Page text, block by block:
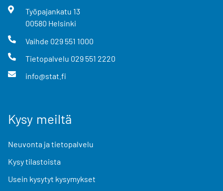
Työpajankatu 13
00580 Helsinki
Vaihde 029 551 1000
Tietopalvelu 029 551 2220
info@stat.fi
Kysy meiltä
Neuvonta ja tietopalvelu
Kysy tilastoista
Usein kysytyt kysymykset